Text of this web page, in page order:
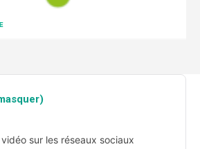
sur les réseaux sociaux